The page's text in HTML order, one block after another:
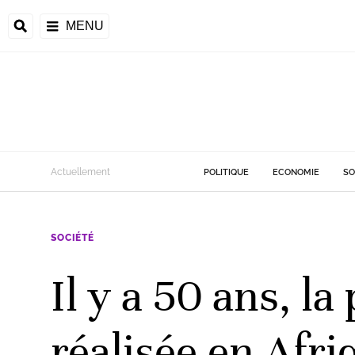
MENU
du
Actuellement POLITIQUE ECONOMIE
SOCIÉTÉ
Il y a 50 ans,